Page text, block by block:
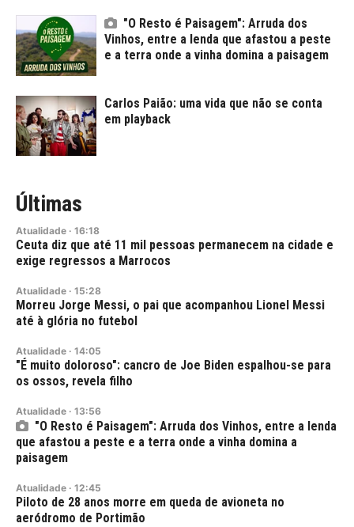
"O Resto é Paisagem": Arruda dos
Vinhos, entre a lenda que afastou a peste
e a terra onde a vinha domina a paisagem
Carlos Paião: uma vida que não se conta
em playback
Últimas
Atualidade · 16:18
Ceuta diz que até 11 mil pessoas permanecem na cidade e
exige regressos a Marrocos
Atualidade · 15:28
Morreu Jorge Messi, o pai que acompanhou Lionel Messi
até à glória no futebol
Atualidade · 14:05
"É muito doloroso": cancro de Joe Biden espalhou-se para
os ossos, revela filho
Atualidade · 13:56
"O Resto é Paisagem": Arruda dos Vinhos, entre a lenda
que afastou a peste e a terra onde a vinha domina a
paisagem
Atualidade · 12:45
Piloto de 28 anos morre em queda de avioneta no
aeródromo de Portimão